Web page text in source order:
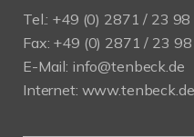
Tel.: +49 (0) 2871 / 23 98
Fax: +49 (0) 2871 / 23
E-Mail: info@tenbeck.de
Internet: www.tenbeck.de